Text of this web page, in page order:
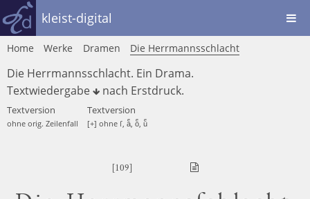
kleist-digital
Home Werke Dramen Die Herrmannsschlacht
Die Herrmannsschlacht. Ein Drama.
Textwiedergabe
nach Erstdruck.
Textversion
ohne orig. Zeilenfall
Textversion
[+] ohne ſ, aͤ, oͤ, uͤ
[109]